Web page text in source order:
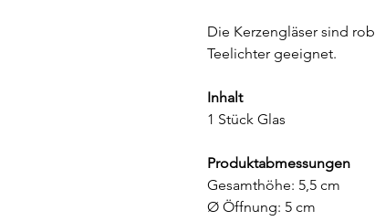
Die Kerzengläser sind
Teelichter geeignet.
Inhalt
1 Stück Glas
Produktabmessungen
Gesamthöhe: 5,5 cm
Ø Öffnung: 5 cm